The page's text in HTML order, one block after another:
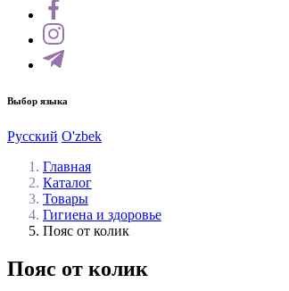
Выбор языка
Русский O'zbek
Главная
Каталог
Товары
Гигиена и здоровье
Пояс от колик
Пояс от колик